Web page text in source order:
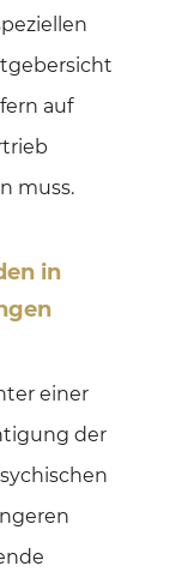
auf
muss.
in
einer
der